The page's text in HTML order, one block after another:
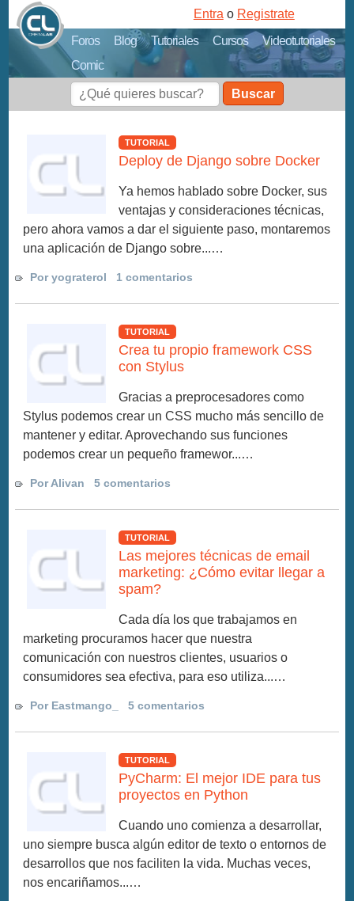
Foros Blog Tutoriales Cursos
Videotutoriales
Comic
Entra o Registrate
Buscar
TUTORIAL
Deploy de Django sobre Docker
Ya hemos hablado sobre Docker, sus
ventajas y consideraciones técnicas,
pero ahora vamos a dar el siguiente paso, montaremos
una aplicación de Django sobre...…
Por yograterol 1 comentarios
TUTORIAL
Crea tu propio framework CSS
con Stylus
Gracias a preprocesadores como
Stylus podemos crear un CSS mucho más sencillo de
mantener y editar. Aprovechando sus funciones
podemos crear un pequeño framewor...…
Por Alivan 5 comentarios
TUTORIAL
Las mejores técnicas de email
marketing: ¿Cómo evitar llegar a
spam?
Cada día los que trabajamos en
marketing procuramos hacer que nuestra
comunicación con nuestros clientes, usuarios o
consumidores sea efectiva, para eso utiliza...…
Por Eastmango_ 5 comentarios
TUTORIAL
PyCharm: El mejor IDE para tus
proyectos en Python
Cuando uno comienza a desarrollar,
uno siempre busca algún editor de texto o entornos de
desarrollos que nos faciliten la vida. Muchas veces,
nos encariñamos...…